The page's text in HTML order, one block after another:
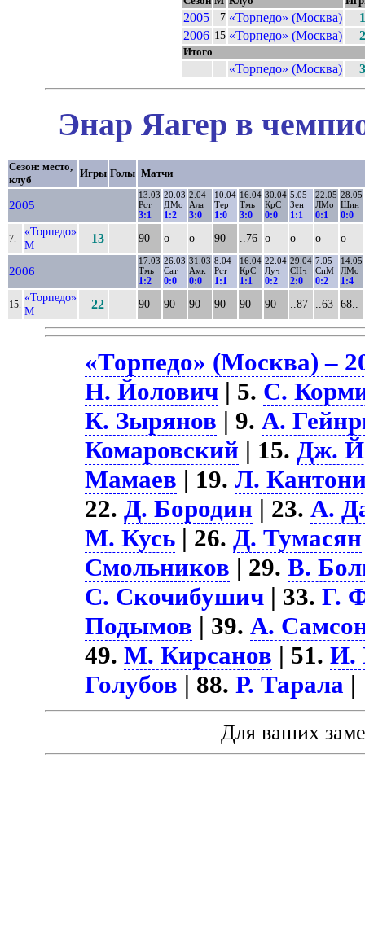
2005 7 «Торпедо» (Москва)
2006 15 «Торпедо» (Москва)
Итого
«Торпедо» (Москва)
Энар Яагер в
Сезон: место,
клуб
Игры Голы Матчи
2005
13.03
Рст
3:1
20.03
ДМо
1:2
2.04
Ала
3:0
10.04
Тер
1:0
16.04
Тмь
3:0
30.04
КрС
0:0
5.05
Зен
1:1
22.05
ЛМо
0:1
28.05
Шин
0:0
7.
«Торпедо»
М
13 90 о о 90 ..76 о о о о
2006
17.03
Тмь
1:2
26.03
Сат
0:0
31.03
Амк
0:0
8.04
Рст
1:1
16.04
КрС
1:1
22.04
Луч
0:2
29.04
СНч
2:0
7.05
СпМ
0:2
14.05
ЛМо
1:4
15.
«Торпедо»
М
22 90 90 90 90 90 90 ..87 ..63 68..
«Торпедо» (Москва) –
Н. Йолович | 5. С.
К. Зырянов | 9.А.
Комаровский | 15.Дж.
Мамаев | 19.Л.
22.Д. Бородин | 23.А.
М. Кусь | 26.Д. Тумасян
Смольников | 29.В.
С. Скочибушич | 33.Г.
Подымов | 39.А.
49.М. Кирсанов | 51.И.
Голубов | 88.Р. Тарала |
Для ваших